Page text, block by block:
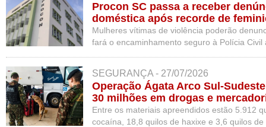
Procon SC passa a receber
doméstica após recorde de
Mulheres vítimas de violência poderão
fará o encaminhamento seguro à Polícia Civil
SEGURANÇA - 27/07/2026
Operação Ágata Arco Sul-
30 milhões em drogas e
Entre os materiais apreendidos estão 5.912
cocaína, 18,8 quilos de haxixe e 3,6 quilos de